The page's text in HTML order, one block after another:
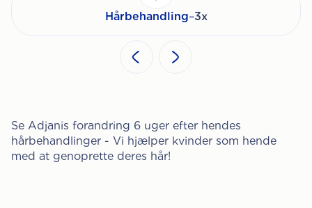
Hårbehandling–3x
Se Adjanis forandring 6 uger efter hendes
hårbehandlinger - Vi hjælper kvinder som hende
med at genoprette deres hår!